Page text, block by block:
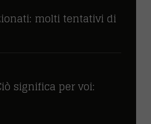
molti tentativi di
significa per voi: